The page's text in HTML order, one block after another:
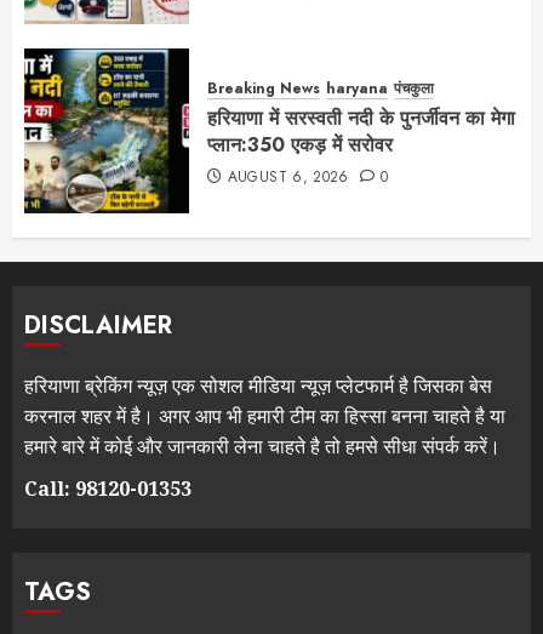
Breaking News haryana पंचकुला
हरियाणा में सरस्वती नदी के पुनर्जीवन का मेगा
प्लान:350 एकड़ में सरोवर
AUGUST 6, 2026 0
DISCLAIMER
हरियाणा ब्रेकिंग न्यूज़ एक सोशल मीडिया न्यूज़ प्लेटफार्म है जिसका बेस
करनाल शहर में है। अगर आप भी हमारी टीम का हिस्सा बनना चाहते है या
हमारे बारे में कोई और जानकारी लेना चाहते है तो हमसे सीधा संपर्क करें।
Call: 98120-01353
TAGS